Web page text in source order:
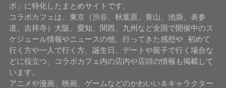
ボ」に特化したまとめサイトです。
コラボカフェは、東京（渋谷、秋葉原、青山、池袋、表参
道、吉祥寺）大阪、愛知、関西、九州など全国で開催中のス
ケジュール情報やニュースの他、行ってきた感想や 初めて
行く方や一人で行く方、誕生日、デートや親子で行く場合な
どに役立つ、コラボカフェ内の店内や店頭の情報も掲載して
います。
アニメや漫画、映画、ゲームなどのかわいい＆キャラクター